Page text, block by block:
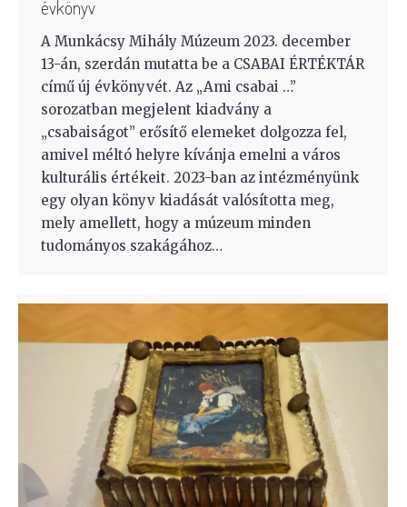
évkönyv
A Munkácsy Mihály Múzeum 2023. december
13-án, szerdán mutatta be a CSABAI ÉRTÉKTÁR
című új évkönyvét. Az „Ami csabai …”
sorozatban megjelent kiadvány a
„csabaiságot” erősítő elemeket dolgozza fel,
amivel méltó helyre kívánja emelni a város
kulturális értékeit. 2023-ban az intézményünk
egy olyan könyv kiadását valósította meg,
mely amellett, hogy a múzeum minden
tudományos szakágához…